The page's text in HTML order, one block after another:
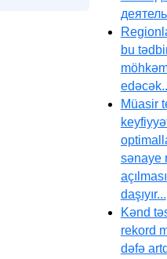
bu
Müasir
sənaye
daşıyır...
Kənd
rekord
dəfə